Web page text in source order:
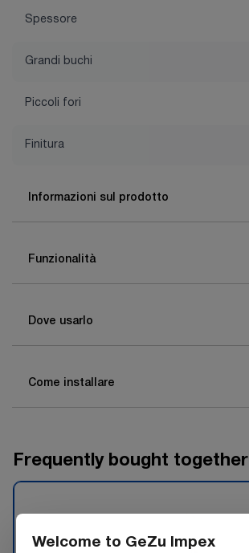
Spessore
Grandi buchi
Piccoli fori
Finitura
Informazioni sul prodotto
Funzionalità
Dove usarlo
Come installare
Frequently bought together
Welcome to GeZu Impex